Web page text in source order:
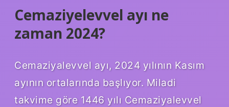
Cemaziyelevvel ayı ne
zaman 2024?
Cemaziyalevvel ayı, 2024 yılının Kasım
ayının ortalarında başlıyor. Miladi
takvime göre 1446 yılı Cemaziyalevvel